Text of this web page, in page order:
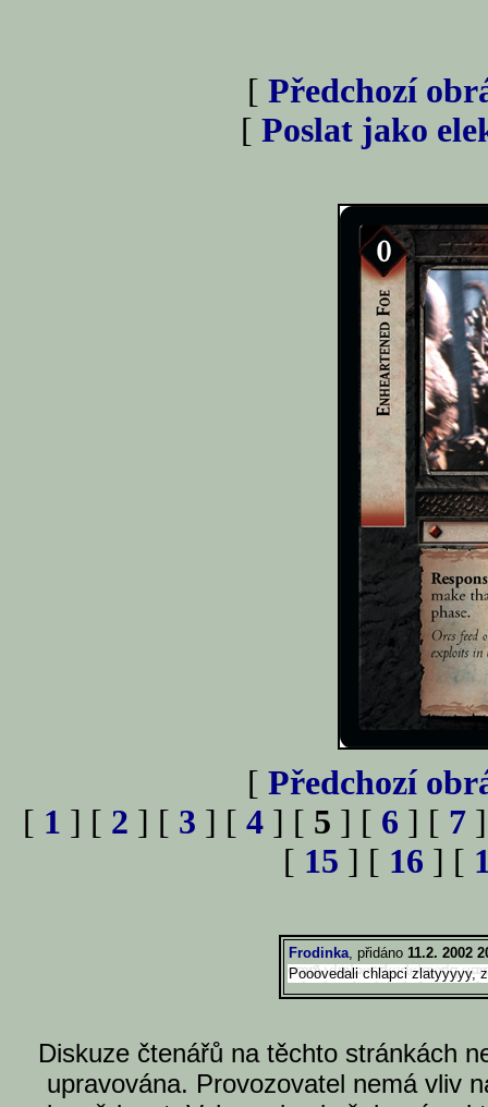
[ Předchozí
[ Poslat jako
[ Předchozí
[ 1 ] [ 2 ] [ 3 ] [ 4 ] [ 5 ] [ 6 ] [ 7
[ 15 ] [ 16 ] [
Frodinka, přidáno 11.2. 2002
Pooovedali chlapci zlatyyyyy,
Diskuze čtenářů na těchto stránkách
upravována. Provozovatel nemá vliv